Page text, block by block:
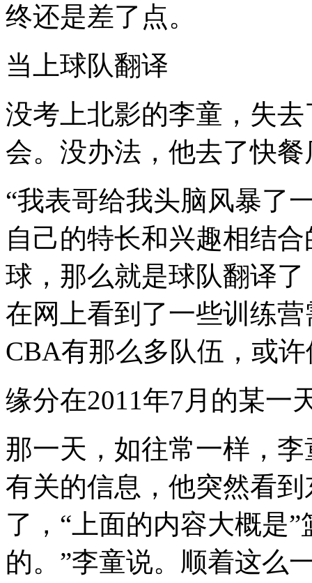
终还是差了点。
当上球队翻译
没考上北影的李童，失
会。没办法，他去了快
“我表哥给我头脑风暴了
自己的特长和兴趣相结
球，那么就是球队翻译
在网上看到了一些训练
CBA有那么多队伍，或
缘分在2011年7月的某一
那一天，如往常一样，
有关的信息，他突然看
了，“上面的内容大概是
的。”李童说。顺着这么